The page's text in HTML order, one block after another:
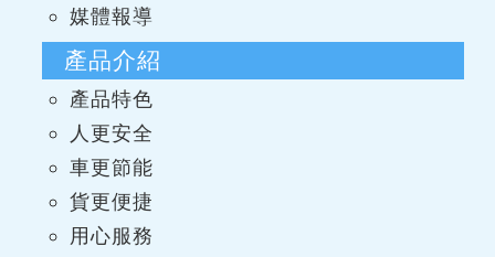
媒體報導
產品介紹
產品特色
人更安全
車更節能
貨更便捷
用心服務